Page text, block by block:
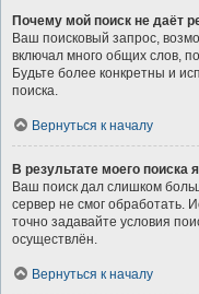
Почему мой поиск не даёт
Ваш поисковый запрос,
включал много общих слов,
Будьте более конкретны и
поиска.
Вернуться к началу
В результате моего поиска
Ваш поиск дал слишком
сервер не смог обработать.
точно задавайте условия
осуществлён.
Вернуться к началу